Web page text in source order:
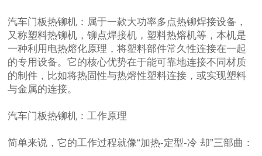
汽车门板热铆机：属于一款大功率多点热铆焊接设备，
又称塑料热铆机，铆点焊接机，塑料热熔机等，本机是
一种利用电热熔化原理，将塑料部件常久性连接在一起
的专用设备。它的核心优势在于能可靠地连接不同材质
的制件，比如将热固性与热熔性塑料连接，或实现塑料
与金属的连接。
汽车门板热铆机：工作原理
简单来说，它的工作过程就像“加热-定型-冷 却”三部曲：